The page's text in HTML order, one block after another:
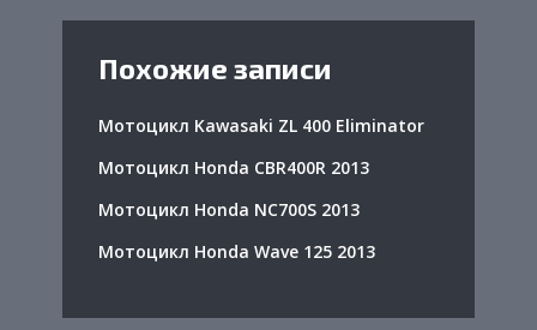
Похожие записи
Мотоцикл Kawasaki ZL 400 Eliminator
Мотоцикл Honda CBR400R 2013
Мотоцикл Honda NC700S 2013
Мотоцикл Honda Wave 125 2013